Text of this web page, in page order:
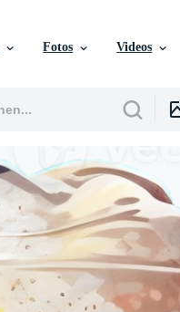
Fotos Videos